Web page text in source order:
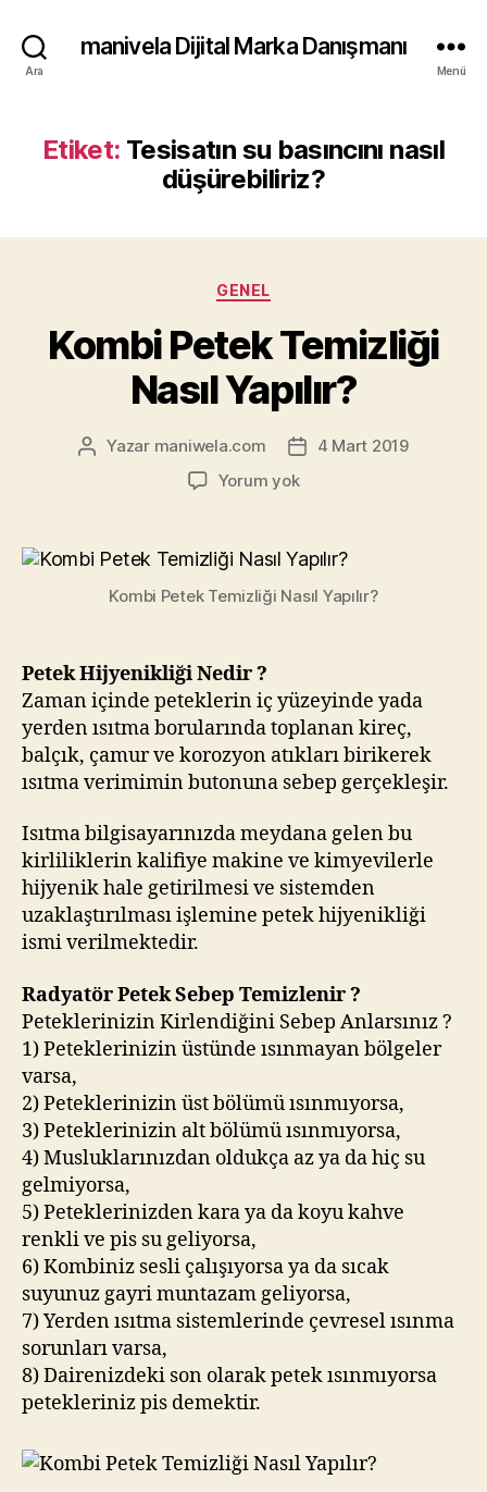
Ara
manivela Dijital Marka Danışmanı
Menü
Etiket: Tesisatın su basıncını nasıl
düşürebiliriz?
Kategoriler
GENEL
Kombi Petek Temizliği
Nasıl Yapılır?
Yazının
Yazar maniwela.com
Yazı4 Mart 2019
Yorum yokKombi
Nasıl
Yapılır?
Kombi Petek Temizliği Nasıl Yapılır?
Petek Hijyenikliği Nedir ?
Zaman içinde peteklerin iç yüzeyinde yada
yerden ısıtma borularında toplanan kireç,
balçık, çamur ve korozyon atıkları birikerek
ısıtma verimimin butonuna sebep gerçekleşir.
Isıtma bilgisayarınızda meydana gelen bu
kirliliklerin kalifiye makine ve kimyevilerle
hijyenik hale getirilmesi ve sistemden
uzaklaştırılması işlemine petek hijyenikliği
ismi verilmektedir.
Radyatör Petek Sebep Temizlenir ?
Peteklerinizin Kirlendiğini Sebep Anlarsınız ?
1) Peteklerinizin üstünde ısınmayan bölgeler
varsa,
2) Peteklerinizin üst bölümü ısınmıyorsa,
3) Peteklerinizin alt bölümü ısınmıyorsa,
4) Musluklarınızdan oldukça az ya da hiç su
gelmiyorsa,
5) Peteklerinizden kara ya da koyu kahve
renkli ve pis su geliyorsa,
6) Kombiniz sesli çalışıyorsa ya da sıcak
suyunuz gayri muntazam geliyorsa,
7) Yerden ısıtma sistemlerinde çevresel ısınma
sorunları varsa,
8) Dairenizdeki son olarak petek ısınmıyorsa
petekleriniz pis demektir.